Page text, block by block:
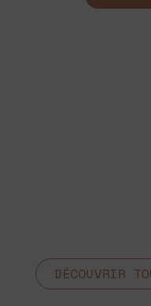
DÉCOUVRIR